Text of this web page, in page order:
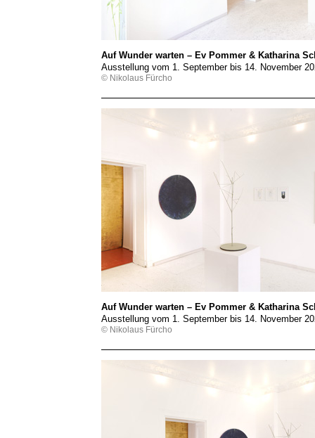
Auf Wunder warten – Ev Pommer & Katharina
Ausstellung vom 1. September bis 14. November
© Nikolaus Fürcho
Auf Wunder warten – Ev Pommer & Katharina
Ausstellung vom 1. September bis 14. November
© Nikolaus Fürcho